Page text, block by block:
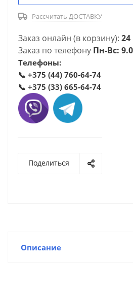
Рассчитать ДОСТАВКУ
Заказ онлайн (в корзину): 24
Заказ по телефону Пн-Вс:
Телефоны:
📞 +375 (44) 760-64-74
📞 +375 (33) 665-64-74
Поделиться
Описание